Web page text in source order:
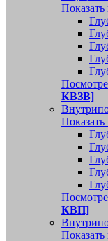
Показать
КВЗВ]
Показать
КВП]
Показать